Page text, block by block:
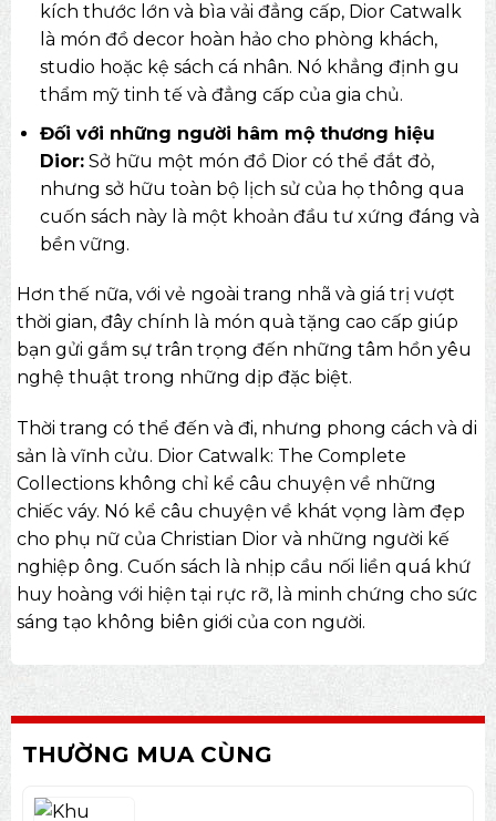
kích thước lớn và bìa vải đẳng cấp, Dior Catwalk
là món đồ decor hoàn hảo cho phòng khách,
studio hoặc kệ sách cá nhân. Nó khẳng định gu
thẩm mỹ tinh tế và đẳng cấp của gia chủ.
Đối với những người hâm mộ thương hiệu
Dior:Sở hữu một món đồ Dior có thể đắt đỏ,
nhưng sở hữu toàn bộ lịch sử của họ thông qua
cuốn sách này là một khoản đầu tư xứng đáng và
bền vững.
Hơn thế nữa, với vẻ ngoài trang nhã và giá trị vượt
thời gian, đây chính là món quà tặng cao cấp giúp
bạn gửi gắm sự trân trọng đến những tâm hồn yêu
nghệ thuật trong những dịp đặc biệt.
Thời trang có thể đến và đi, nhưng phong cách và di
sản là vĩnh cửu. Dior Catwalk: The Complete
Collections không chỉ kể câu chuyện về những
chiếc váy. Nó kể câu chuyện về khát vọng làm đẹp
cho phụ nữ của Christian Dior và những người kế
nghiệp ông. Cuốn sách là nhịp cầu nối liền quá khứ
huy hoàng với hiện tại rực rỡ, là minh chứng cho sức
sáng tạo không biên giới của con người.
THƯỜNG MUA CÙNG